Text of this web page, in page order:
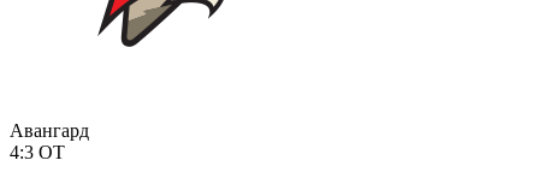
Авангард
4:3 ОТ